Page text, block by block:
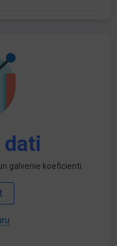
dati
galvenie koeficienti